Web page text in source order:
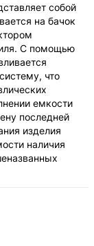
собой
на бачок
С помощью
что
емкости
последней
изделия
наличия